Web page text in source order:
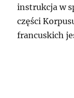
instrukcja w
części
francuskich